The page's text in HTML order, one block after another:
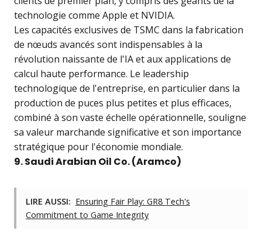
technologie comme Apple et NVIDIA.
Les capacités exclusives de TSMC dans la fabrication
de nœuds avancés sont indispensables à la
révolution naissante de l'IA et aux applications de
calcul haute performance. Le leadership
technologique de l'entreprise, en particulier dans la
production de puces plus petites et plus efficaces,
combiné à son vaste échelle opérationnelle, souligne
sa valeur marchande significative et son importance
stratégique pour l'économie mondiale.
9. Saudi Arabian Oil Co. (Aramco)
LIRE AUSSI: Ensuring Fair Play: GR8 Tech's
Commitment to Game Integrity